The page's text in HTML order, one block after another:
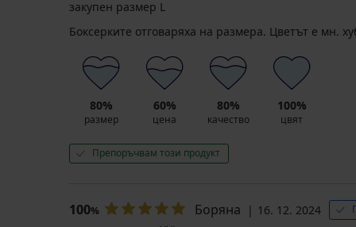
закупен размер L
Боксерките отговаряха на размера. Цветът е мн.
80%
размер
60%
цена
80%
качество
100%
цвят
Препоръчвам този продукт
100% Боряна 16. 12. 2024